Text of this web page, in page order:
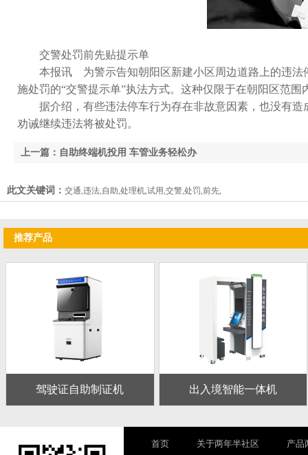
交警处罚前先贴提示单
本报讯 为警示告知朝阳区新建小区周边道路上的违法停车行
施处罚的“交警提示单”执法方式。这种仅限于在朝阳区范围内
据介绍，有些违法停车行为存在非故意因素，也没有造
劝诫继续违法将被处罚。
上一篇：自助终端机投用 车管业务轻松办
此文关键词： 交通,违法,自助,处理机,试用,交警,处罚,前先,
推荐产品
驾驶证自助制证机 出入境智能一体机
首页 关于两年半社区 产品